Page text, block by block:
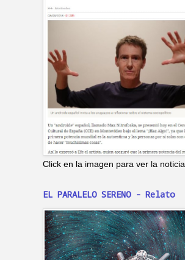
Click en la imagen para ver la noticia
EL PARALELO SERENO - Relato